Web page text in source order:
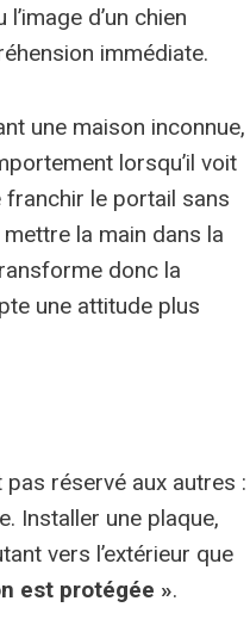
d’un chien
immédiate.
une maison inconnue,
lorsqu’il voit
franchir le portail sans
la main dans la
donc la
une attitude plus
pas réservé aux autres :
Installer une plaque,
vers l’extérieur que
est protégée ».